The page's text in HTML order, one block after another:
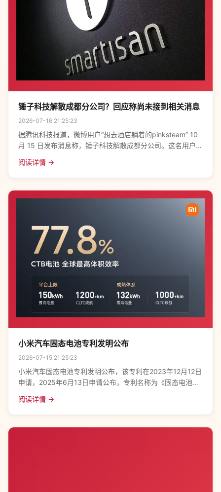
锤子科技解散成都分公司？回应称尚未接到相关消息
2026-07-16 21:25:23
据腾讯科技报道，微博用户“想去酒店躺着的pinksteam” 10
月 15 日发布消息称，锤子科技解散成都分公司。这名用户还
部就没落了
阅读详情 →
小米汽车固态电池专利发明公布
2026-07-15 21:25:23
小米汽车固态电池专利发明公布，该专利在2023年12月12日
申请，2025年6月13日申请公布，专利名称为《固态电池复
摘要显示，本公开涉及一种固态电
阅读详情 →